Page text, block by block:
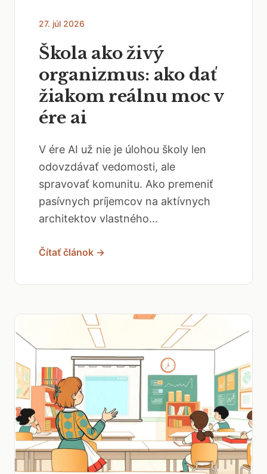
27. júl 2026
Škola ako živý
organizmus: ako dať
žiakom reálnu moc v
ére ai
V ére AI už nie je úlohou školy len
odovzdávať vedomosti, ale
spravovať komunitu. Ako premeniť
pasívnych príjemcov na aktívnych
architektov vlastného...
Čítať článok →